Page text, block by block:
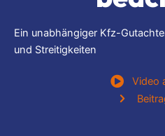
Ein unabhängiger Kfz-
und Streitigkeiten
Video